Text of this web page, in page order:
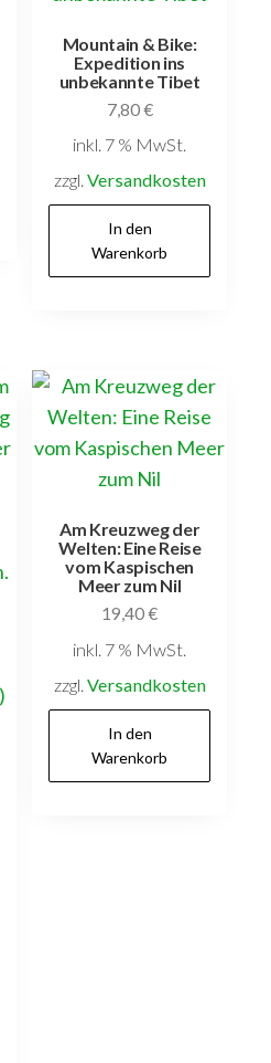
Mountain & Bike:
Expedition ins
unbekannte Tibet
7,80€
inkl. 7 % MwSt.
zzgl. Versandkosten
In den
Warenkorb
Am Kreuzweg der
Welten: Eine Reise
vom Kaspischen
Meer zum Nil
19,40€
inkl. 7 % MwSt.
zzgl. Versandkosten
In den
Warenkorb